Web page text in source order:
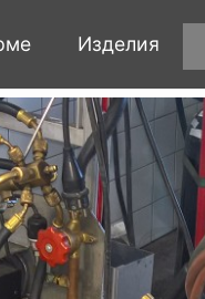
Изделия